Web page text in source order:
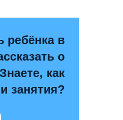
ребёнка в
о
как
занятия?